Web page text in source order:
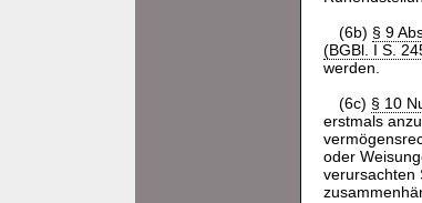
(6b) § 9
(BGBl. I S.
werden.
(6c) § 10
erstmals
oder
verursachten